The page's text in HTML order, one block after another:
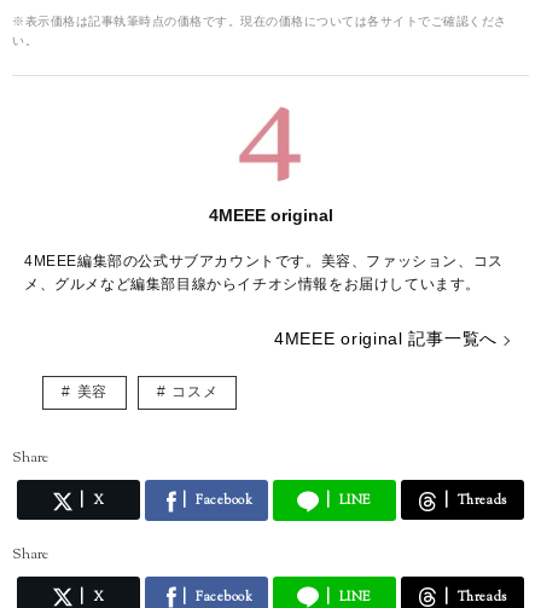
※表示価格は記事執筆時点の価格です。現在の価格については各サイトでご確認くださ
い。
4MEEE original
4MEEE編集部の公式サブアカウントです。美容、ファッション、コス
メ、グルメなど編集部目線からイチオシ情報をお届けしています。
4MEEE original 記事一覧へ
美容 コスメ
Share
X Facebook LINE Threads
Share
X Facebook LINE Threads